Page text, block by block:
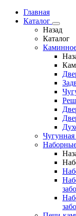
Главная
Каталог
Назад
Каталог
Чугунная